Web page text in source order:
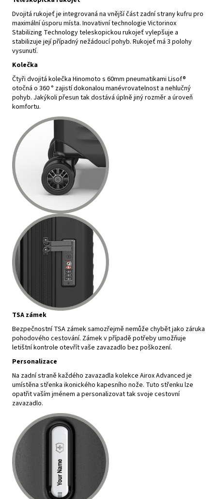
Dvojitá rukojeť je integrovaná na vnější část zadní strany kufru pro
maximální úsporu místa. Inovativní technologie Victorinox
Stabilizing Technology teleskopickou rukojeť vylepšuje a
stabilizuje její případný nežádoucí pohyb. Rukojeť má 3 polohy
vysunutí.
Kolečka
Čtyři dvojitá kolečka Hinomoto s 60mm pneumatikami Lisof®
otočná o 360 ° zajistí dokonalou manévrovatelnost a nehlučný
pohyb. Jakýkoli přesun tak dostává úplně jiný rozměr a úroveň
komfortu.
TSA zámek
Bezpečnostní TSA zámek samozřejmě nemůže chybět jako záruka
pohodového cestování. Zámek v případě potřeby umožňuje
letištní kontrole otevřít vaše zavazadlo bez poškození.
Personalizace
Na zadní straně každého zavazadla kolekce Airox Advanced je
umístěna střenka ikonického kapesního nože. Tuto střenku lze
opatřit vaším jménem a personalizovat tak svoje cestovní
zavazadlo.